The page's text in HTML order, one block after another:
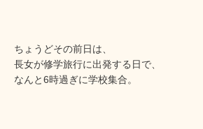
ちょうどその前日は、
長女が修学旅行に出発する日で、
なんと6時過ぎに学校集合。